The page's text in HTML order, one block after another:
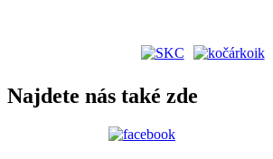
Najdete nás také zde